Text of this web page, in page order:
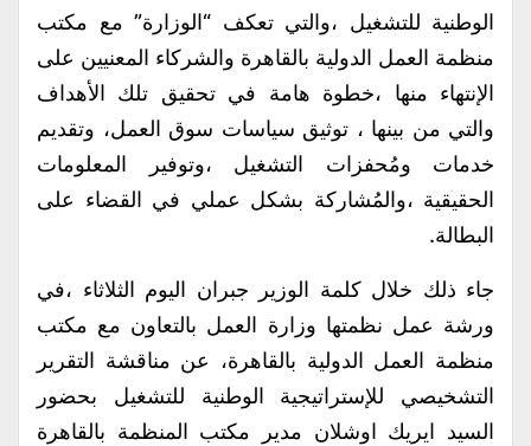
الوطنية للتشغيل ،والتي تعكف “الوزارة” مع مكتب
منظمة العمل الدولية بالقاهرة والشركاء المعنيين على
الإنتهاء منها ،خطوة هامة في تحقيق تلك الأهداف
والتي من بينها ، توثيق سياسات سوق العمل، وتقديم
خدمات ومُحفزات التشغيل ،وتوفير المعلومات
الحقيقية ،والمُشاركة بشكل عملي في القضاء على
البطالة.
جاء ذلك خلال كلمة الوزير جبران اليوم الثلاثاء ،في
ورشة عمل نظمتها وزارة العمل بالتعاون مع مكتب
منظمة العمل الدولية بالقاهرة، عن مناقشة التقرير
التشخيصي للإستراتيجية الوطنية للتشغيل بحضور
السيد ايريك اوشلان مدير مكتب المنظمة بالقاهرة